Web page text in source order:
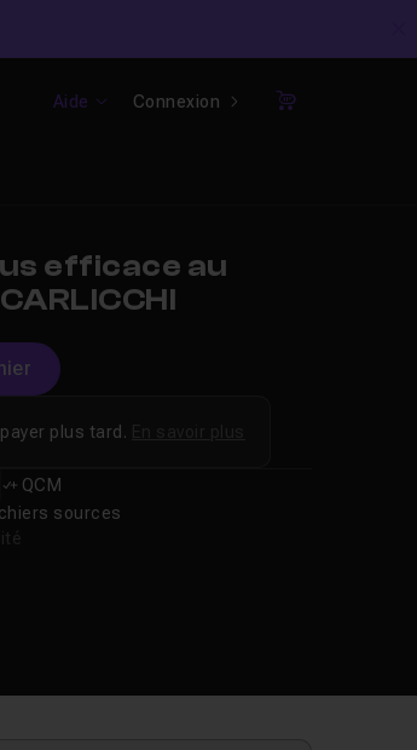
Aide Connexion
Panier
efficace au
QCM
sources
plus tard.